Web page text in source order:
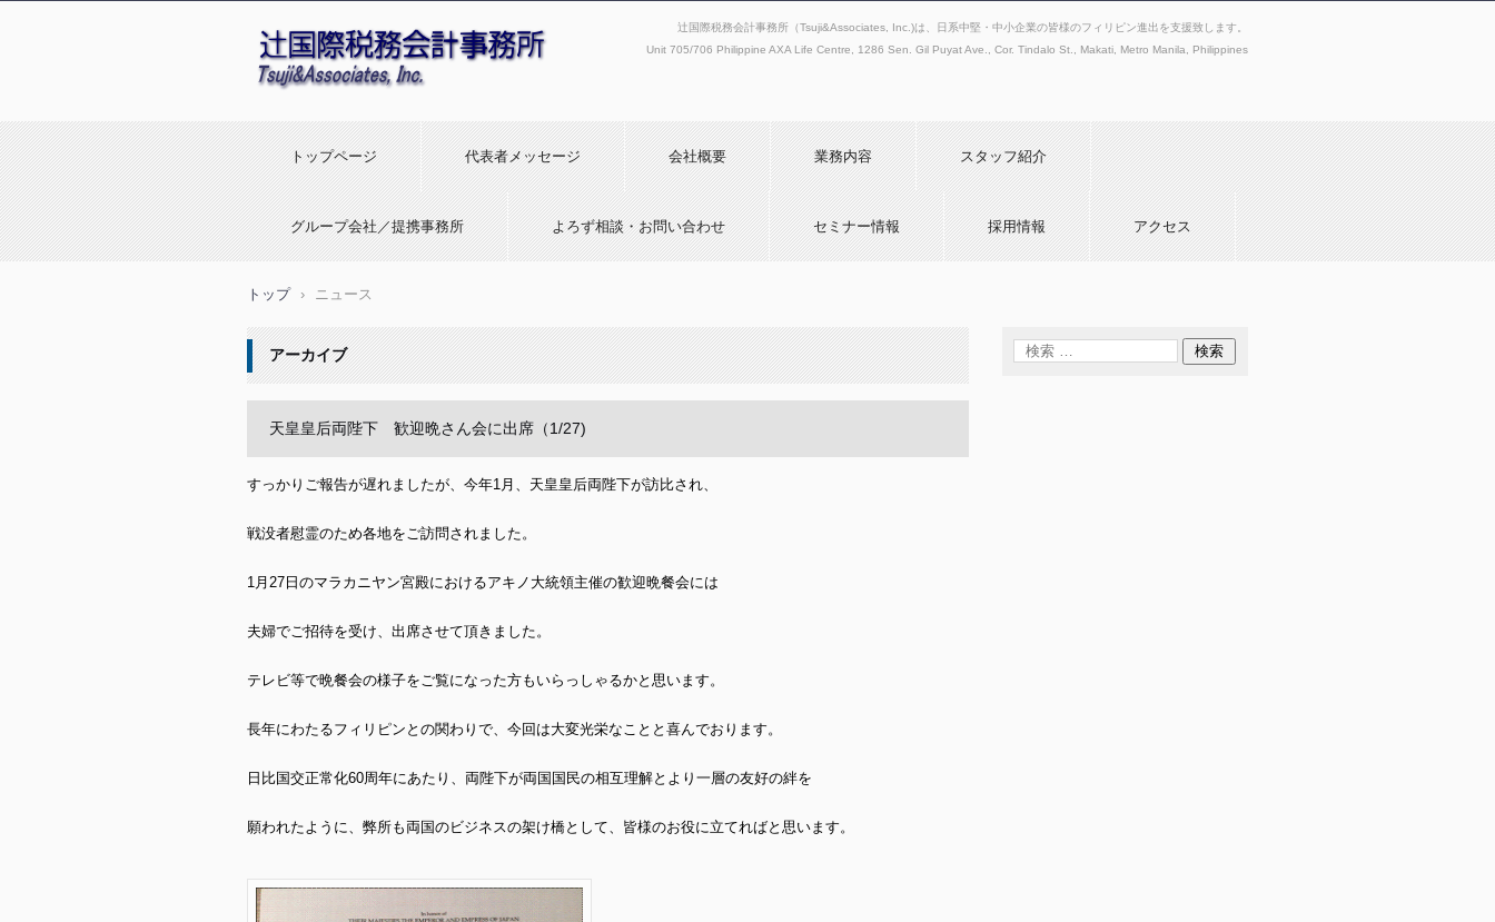
辻国際税務会計事務所（Tsuji&Associates, Inc.)は、日系中堅・中小企業の皆様のフィリピン進出を支援致します。
Unit 705/706 Philippine AXA Life Centre, 1286 Sen. Gil Puyat Ave., Cor. Tindalo St., Makati, Metro Manila, Philippines
トップページ 代表者メッセージ 会社概要 業務内容 スタッフ紹介
グループ会社／提携事務所 よろず相談・お問い合わせ セミナー情報 採用情報 アクセス
トップ › ニュース
アーカイブ
天皇皇后両陛下 歓迎晩さん会に出席（1/27)
すっかりご報告が遅れましたが、今年1月、天皇皇后両陛下が訪比され、
戦没者慰霊のため各地をご訪問されました。
1月27日のマラカニヤン宮殿におけるアキノ大統領主催の歓迎晩餐会には
夫婦でご招待を受け、 出席させて頂きました。
テレビ等で晩餐会の様子をご覧になった方もいらっしゃるかと思います。
長年にわたるフィリピンとの関わりで、今回は大変光栄なことと喜んでおります。
日比国交正常化60周年にあたり、両陛下が両国国民の相互理解とより一層の友好の絆を
願われたように、弊所も両国のビジネスの架け橋として、皆様のお役に立てればと思います。